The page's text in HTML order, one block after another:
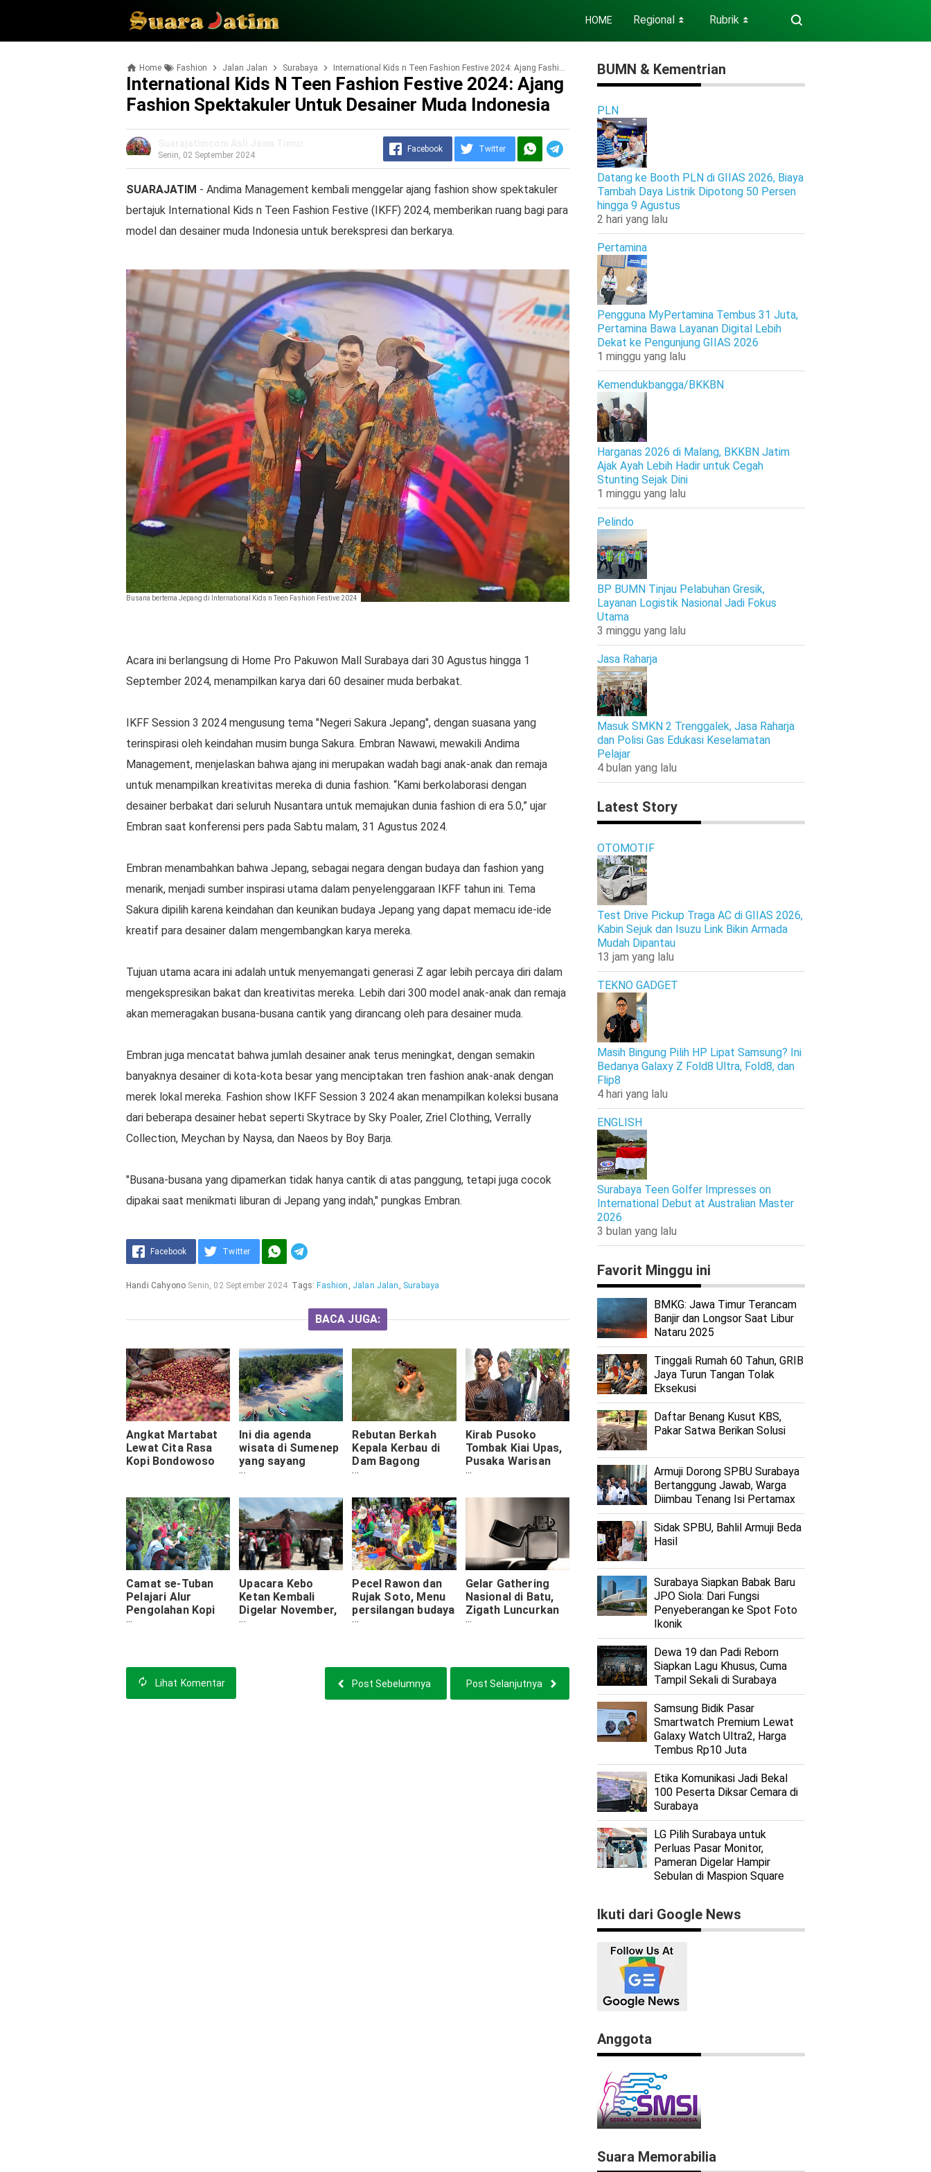
HOME Regional ⏬ Rubrik ⏬
Home Fashion Jalan Jalan Surabaya International Kids n Teen Fashion Festive 2024: Ajang Fashion Spektakuler untuk Desainer Muda Indonesia
International Kids N Teen Fashion Festive 2024: Ajang
Fashion Spektakuler Untuk Desainer Muda Indonesia
Senin, 02 September 2024
Facebook Twitter
SUARAJATIM - Andima Management kembali menggelar ajang fashion show spektakuler
bertajuk International Kids n Teen Fashion Festive (IKFF) 2024, memberikan ruang bagi para
model dan desainer muda Indonesia untuk berekspresi dan berkarya.
Busana bertema Jepang di International Kids n Teen Fashion Festive 2024
Acara ini berlangsung di Home Pro Pakuwon Mall Surabaya dari 30 Agustus hingga 1
September 2024, menampilkan karya dari 60 desainer muda berbakat.
IKFF Session 3 2024 mengusung tema "Negeri Sakura Jepang", dengan suasana yang
terinspirasi oleh keindahan musim bunga Sakura. Embran Nawawi, mewakili Andima
Management, menjelaskan bahwa ajang ini merupakan wadah bagi anak-anak dan remaja
untuk menampilkan kreativitas mereka di dunia fashion. “Kami berkolaborasi dengan
desainer berbakat dari seluruh Nusantara untuk memajukan dunia fashion di era 5.0,” ujar
Embran saat konferensi pers pada Sabtu malam, 31 Agustus 2024.
Embran menambahkan bahwa Jepang, sebagai negara dengan budaya dan fashion yang
menarik, menjadi sumber inspirasi utama dalam penyelenggaraan IKFF tahun ini. Tema
Sakura dipilih karena keindahan dan keunikan budaya Jepang yang dapat memacu ide-ide
kreatif para desainer dalam mengembangkan karya mereka.
Tujuan utama acara ini adalah untuk menyemangati generasi Z agar lebih percaya diri dalam
mengekspresikan bakat dan kreativitas mereka. Lebih dari 300 model anak-anak dan remaja
akan memeragakan busana-busana cantik yang dirancang oleh para desainer muda.
Embran juga mencatat bahwa jumlah desainer anak terus meningkat, dengan semakin
banyaknya desainer di kota-kota besar yang menciptakan tren fashion anak-anak dengan
merek lokal mereka. Fashion show IKFF Session 3 2024 akan menampilkan koleksi busana
dari beberapa desainer hebat seperti Skytrace by Sky Poaler, Zriel Clothing, Verrally
Collection, Meychan by Naysa, dan Naeos by Boy Barja.
"Busana-busana yang dipamerkan tidak hanya cantik di atas panggung, tetapi juga cocok
dipakai saat menikmati liburan di Jepang yang indah," pungkas Embran.
Facebook Twitter
Handi Cahyono Senin, 02 September 2024 Tags: Fashion , Jalan Jalan , Surabaya
BACA JUGA:
Angkat Martabat
Lewat Cita Rasa
Kopi Bondowoso
Ini dia agenda
wisata di Sumenep
yang sayang
dilewatkan
Rebutan Berkah
Kepala Kerbau di
Dam Bagong
Trenggalek
Kirab Pusoko
Tombak Kiai Upas,
Pusaka Warisan
Hamengkubuwono
Camat se-Tuban
Pelajari Alur
Pengolahan Kopi
Nikmat di
Upacara Kebo
Ketan Kembali
Digelar November,
Ini Rangkaian
Pecel Rawon dan
Rujak Soto, Menu
persilangan budaya
di kuliner
Gelar Gathering
Nasional di Batu,
Zigath Luncurkan
Zippo Arema,
Lihat Komentar Post Selanjutnya
Post Sebelumnya
BUMN & Kementrian
PLN
Datang ke Booth PLN di GIIAS 2026, Biaya
Tambah Daya Listrik Dipotong 50 Persen
hingga 9 Agustus
2 hari yang lalu
Pertamina
Pengguna MyPertamina Tembus 31 Juta,
Pertamina Bawa Layanan Digital Lebih
Dekat ke Pengunjung GIIAS 2026
1 minggu yang lalu
Kemendukbangga/BKKBN
Harganas 2026 di Malang, BKKBN Jatim
Ajak Ayah Lebih Hadir untuk Cegah
Stunting Sejak Dini
1 minggu yang lalu
Pelindo
BP BUMN Tinjau Pelabuhan Gresik,
Layanan Logistik Nasional Jadi Fokus
Utama
3 minggu yang lalu
Jasa Raharja
Masuk SMKN 2 Trenggalek, Jasa Raharja
dan Polisi Gas Edukasi Keselamatan
Pelajar
4 bulan yang lalu
Latest Story
OTOMOTIF
Test Drive Pickup Traga AC di GIIAS 2026,
Kabin Sejuk dan Isuzu Link Bikin Armada
Mudah Dipantau
13 jam yang lalu
TEKNO GADGET
Masih Bingung Pilih HP Lipat Samsung? Ini
Bedanya Galaxy Z Fold8 Ultra, Fold8, dan
Flip8
4 hari yang lalu
ENGLISH
Surabaya Teen Golfer Impresses on
International Debut at Australian Master
2026
3 bulan yang lalu
Favorit Minggu ini
BMKG: Jawa Timur Terancam
Banjir dan Longsor Saat Libur
Nataru 2025
Tinggali Rumah 60 Tahun, GRIB
Jaya Turun Tangan Tolak
Eksekusi
Daftar Benang Kusut KBS,
Pakar Satwa Berikan Solusi
Armuji Dorong SPBU Surabaya
Bertanggung Jawab, Warga
Diimbau Tenang Isi Pertamax
Sidak SPBU, Bahlil Armuji Beda
Hasil
Surabaya Siapkan Babak Baru
JPO Siola: Dari Fungsi
Penyeberangan ke Spot Foto
Ikonik
Dewa 19 dan Padi Reborn
Siapkan Lagu Khusus, Cuma
Tampil Sekali di Surabaya
Samsung Bidik Pasar
Smartwatch Premium Lewat
Galaxy Watch Ultra2, Harga
Tembus Rp10 Juta
Etika Komunikasi Jadi Bekal
100 Peserta Diksar Cemara di
Surabaya
LG Pilih Surabaya untuk
Perluas Pasar Monitor,
Pameran Digelar Hampir
Sebulan di Maspion Square
Ikuti dari Google News
Anggota
Suara Memorabilia